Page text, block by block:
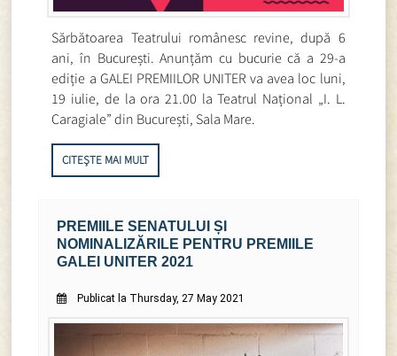
Sărbătoarea Teatrului românesc revine, după 6
ani, în București. Anunțăm cu bucurie că a 29-a
ediție a GALEI PREMIILOR UNITER va avea loc luni,
19 iulie, de la ora 21.00 la Teatrul Național „I. L.
Caragiale” din București, Sala Mare.
CITEȘTE MAI MULT
PREMIILE SENATULUI ȘI
NOMINALIZĂRILE PENTRU PREMIILE
GALEI UNITER 2021
Publicat la Thursday, 27 May 2021